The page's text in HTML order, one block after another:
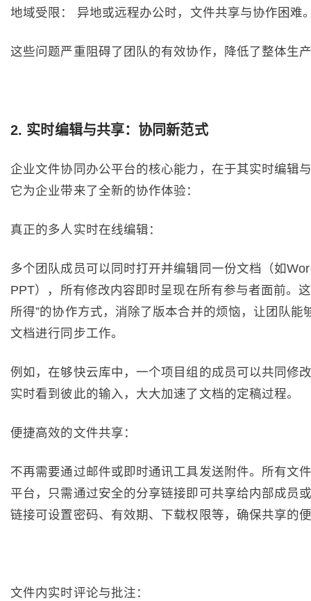
地域受限： 异地或远程办公时，文件共享与协作困难
这些问题严重阻碍了团队的有效协作，降低了整体生
2. 实时编辑与共享：协同新范式
企业文件协同办公平台的核心能力，在于其实时编辑
它为企业带来了全新的协作体验：
真正的多人实时在线编辑：
多个团队成员可以同时打开并编辑同一份文档（如
PPT），所有修改内容即时呈现在所有参与者面前。
所得”的协作方式，消除了版本合并的烦恼，让团队能
文档进行同步工作。
例如，在够快云库中，一个项目组的成员可以共同修
实时看到彼此的输入，大大加速了文档的定稿过程。
便捷高效的文件共享：
不再需要通过邮件或即时通讯工具发送附件。所有文
平台，只需通过安全的分享链接即可共享给内部成员
链接可设置密码、有效期、下载权限等，确保共享的
文件内实时评论与批注：